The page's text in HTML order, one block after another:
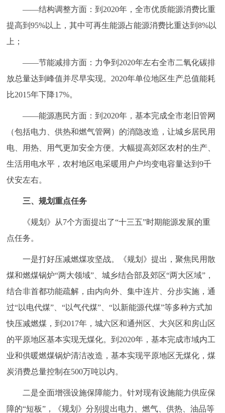
――结构调整方面：到2020年，全市优质能源消费比重
提高到95%以上，其中可再生能源占能源消费比重达到8%以
上；
――节能减排方面：力争到2020年左右全市二氧化碳排
放总量达到峰值并尽早实现。2020年单位地区生产总值能耗
比2015年下降17%。
――能源惠民方面：到2020年，基本完成全市老旧管网
（包括电力、供热和燃气管网）的消隐改造，让城乡居民用
电、用热、用气更加安全方便。大幅提高郊区农村的生产、
生活用电水平，农村地区电采暖用户户均变电容量达到9千
伏安左右。
三、规划重点任务
《规划》从7个方面提出了“十三五”时期能源发展的重
点任务。
一是打好压减燃煤攻坚战。《规划》提出，聚焦民用散
煤和燃煤锅炉“两大领域”、城乡结合部及郊区“两大区域”，
结合非首都功能疏解，由内向外、集中连片、分步实施，通
过“以电代煤”、“以气代煤”、“以新能源代煤”等多种方式加
快压减燃煤，到2017年，城六区和通州区、大兴区和房山区
的平原地区基本实现无煤化。到2020年，基本完成市域内工
业和供暖燃煤锅炉清洁改造，基本实现平原地区无煤化，煤
炭消费总量控制在500万吨以内。
二是全面增强设施保障能力。针对现有设施能力供应保
障的“短板”，《规划》分别提出电力、燃气、供热、油品等